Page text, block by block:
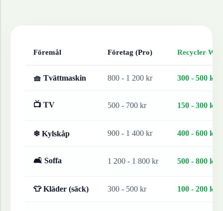
Föremål Företag (Pro) Recycler
🧺 Tvättmaskin 800 - 1 200 kr 300 - 500 kr
📺 TV 500 - 700 kr 150 - 300 kr
❄ Kylskåp 900 - 1 400 kr 400 - 600 kr
🛋 Soffa 1 200 - 1 800 kr 500 - 800 kr
👕 Kläder (säck) 300 - 500 kr 100 - 200 kr